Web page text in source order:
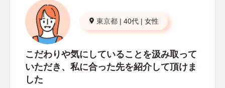
東京都 | 40代 | 女性
こだわりや気にしていることを汲み取って
いただき、私に合った先を紹介して頂けま
した